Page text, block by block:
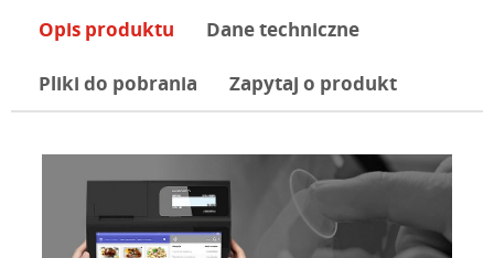
Opis produktu Dane techniczne
Pliki do pobrania Zapytaj o produkt